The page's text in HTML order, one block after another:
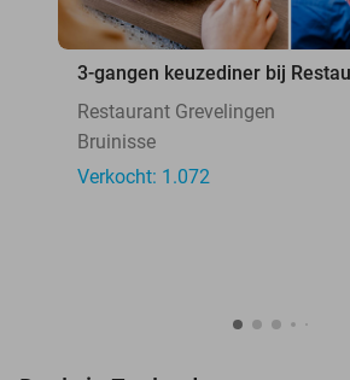
3-gangen keuzediner bij
Restaurant Grevelingen
Bruinisse
Verkocht: 1.072